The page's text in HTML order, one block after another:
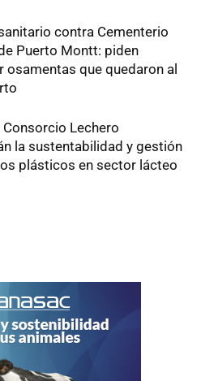
contra Cementerio
Puerto Montt: piden
osamentas que quedaron al
Consorcio Lechero
la sustentabilidad y gestión
plásticos en sector lácteo